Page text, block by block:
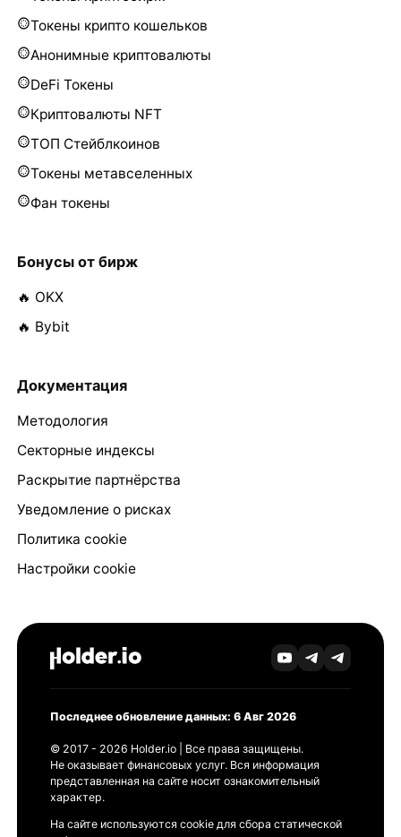
Токены крипто кошельков
Анонимные криптовалюты
DeFi Токены
Криптовалюты NFT
ТОП Стейблкоинов
Токены метавселенных
Фан токены
Бонусы от бирж
🔥 OKX
🔥 Bybit
Документация
Методология
Секторные индексы
Раскрытие партнёрства
Уведомление о рисках
Политика cookie
Настройки cookie
Последнее обновление данных: 6 Авг 2026
© 2017 - 2026 Holder.io | Все права защищены.
Не оказывает финансовых услуг. Вся информация
представленная на сайте носит ознакомительный
характер.
На сайте используются cookie для сбора статической